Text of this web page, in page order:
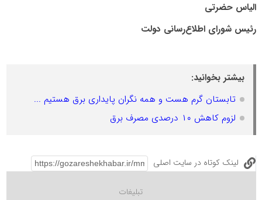
الیاس حضرتی
رئیس شورای اطلاع‌رسانی دولت
بیشتر بخوانید:
تابستان گرم هست و همه نگران پایداری برق هستیم ...
لزوم کاهش ۱۰ درصدی مصرف برق
لینک کوتاه در سایت اصلی